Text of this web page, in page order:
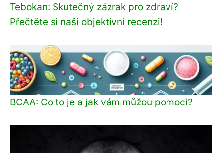
Tebokan: Skutečný zázrak pro zdraví?
Přečtěte si naši objektivní recenzi!
BCAA: Co to je a jak vám můžou pomoci?